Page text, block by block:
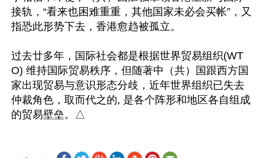
接轨，“看来也困难重重，其他国家未必会买帐”，又
指恐此形势下去，香港愈趋被孤立。
过去廿多年，国际社会都是根据世界贸易组织(WT
O) 维持国际贸易秩序，但随著中（共）国跟西方国
家出现贸易与意识形态分歧，近年世界组织已失去
仲裁角色，取而代之的, 是各个阵形和地区各自组成